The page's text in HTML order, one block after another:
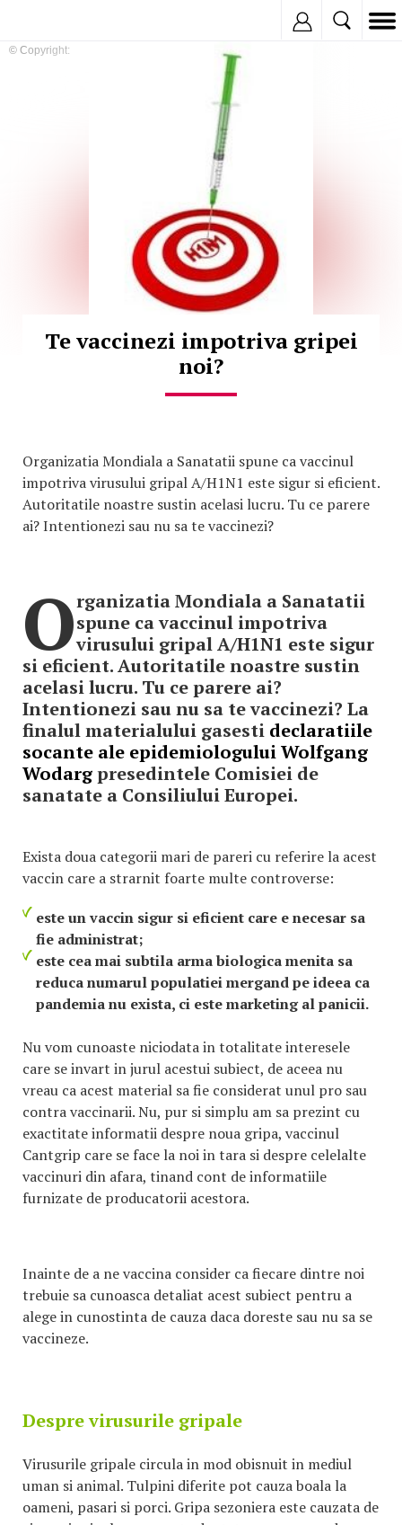
© Copyright:
Te vaccinezi impotriva gripei
noi?
Organizatia Mondiala a Sanatatii spune ca vaccinul
impotriva virusului gripal A/H1N1 este sigur si eficient.
Autoritatile noastre sustin acelasi lucru. Tu ce parere
ai? Intentionezi sau nu sa te vaccinezi?
Organizatia Mondiala a Sanatatii
spune ca vaccinul impotriva
virusului gripal A/H1N1 este sigur
si eficient. Autoritatile noastre sustin
acelasi lucru. Tu ce parere ai?
Intentionezi sau nu sa te vaccinezi? La
finalul materialului gasesti declaratiile
socante ale epidemiologului Wolfgang
Wodargpresedintele Comisiei de
sanatate a Consiliului Europei.
Exista doua categorii mari de pareri cu referire la acest
vaccin care a strarnit foarte multe controverse:
este un vaccin sigur si eficient care e necesar sa
fie administrat;
este cea mai subtila arma biologica menita sa
reduca numarul populatiei mergand pe ideea ca
pandemia nu exista, ci este marketing al panicii.
Nu vom cunoaste niciodata in totalitate interesele
care se invart in jurul acestui subiect, de aceea nu
vreau ca acest material sa fie considerat unul pro sau
contra vaccinarii. Nu, pur si simplu am sa prezint cu
exactitate informatii despre noua gripa, vaccinul
Cantgrip care se face la noi in tara si despre celelalte
vaccinuri din afara, tinand cont de informatiile
furnizate de producatorii acestora.
Inainte de a ne vaccina consider ca fiecare dintre noi
trebuie sa cunoasca detaliat acest subiect pentru a
alege in cunostinta de cauza daca doreste sau nu sa se
vaccineze.
Despre virusurile gripale
Virusurile gripale circula in mod obisnuit in mediul
uman si animal. Tulpini diferite pot cauza boala la
oameni, pasari si porci. Gripa sezoniera este cauzata de